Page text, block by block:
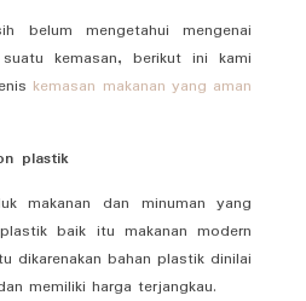
belum mengetahui mengenai
kemasan, berikut ini kami
kemasan makanan yang aman
plastik
makanan dan minuman yang
baik itu makanan modern
dikarenakan bahan plastik dinilai
memiliki harga terjangkau.